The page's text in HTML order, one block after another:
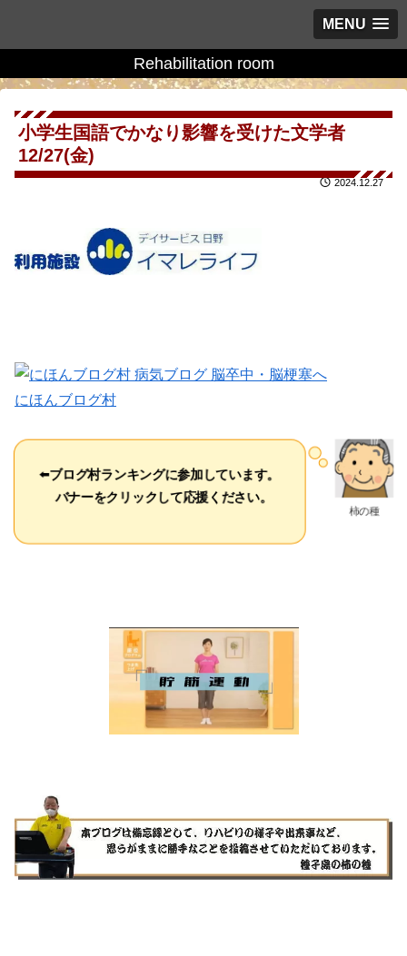
MENU
Rehabilitation room
小学生国語でかなり影響を受けた文学者
12/27(金)
2024.12.27
にほんブログ村
柿の種
⬅️ブログ村ランキングに参加しています。
バナーをクリックして応援ください。